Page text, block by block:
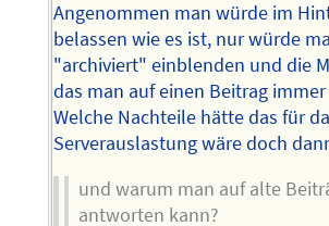
Angenommen man würde im
belassen wie es ist, nur würde
"archiviert" einblenden und die
das man auf einen Beitrag
Welche Nachteile hätte das für
Serverauslastung wäre doch
und warum man auf alte
antworten kann?